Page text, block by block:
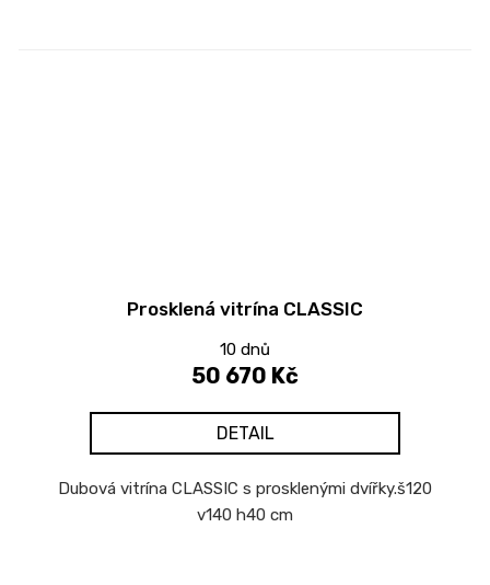
Prosklená vitrína CLASSIC
10 dnů
50 670 Kč
DETAIL
Dubová vitrína CLASSIC s prosklenými dvířky.š120
v140 h40 cm